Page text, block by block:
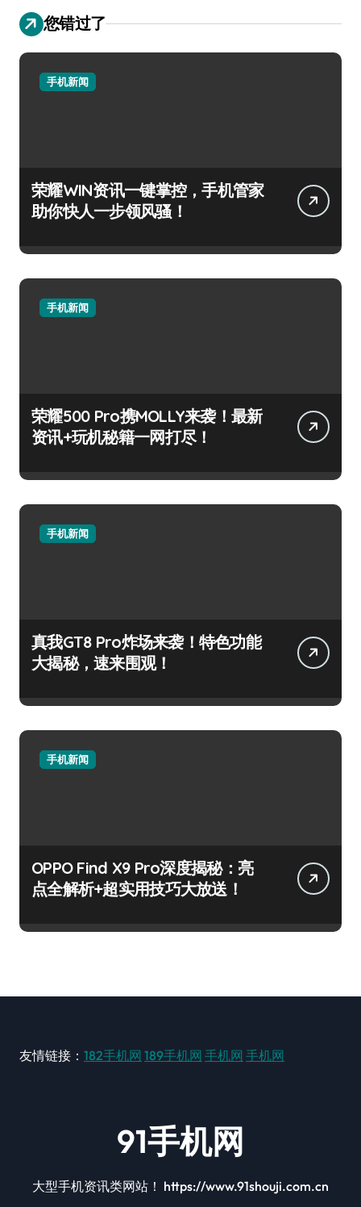
您错过了
手机新闻
荣耀WIN资讯一键掌控，手机管家
助你快人一步领风骚！
手机新闻
荣耀500 Pro携MOLLY来袭！最新
资讯+玩机秘籍一网打尽！
手机新闻
真我GT8 Pro炸场来袭！特色功能
大揭秘，速来围观！
手机新闻
OPPO Find X9 Pro深度揭秘：亮
点全解析+超实用技巧大放送！
友情链接： 182手机网 189手机网 手机网 手机网
91手机网
大型手机资讯类网站！ https://www.91shouji.com.cn